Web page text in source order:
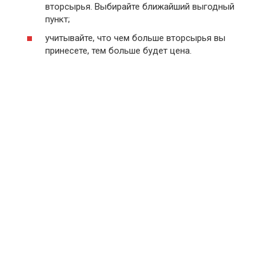
вторсырья. Выбирайте ближайший выгодный
пункт;
учитывайте, что чем больше вторсырья вы
принесете, тем больше будет цена.